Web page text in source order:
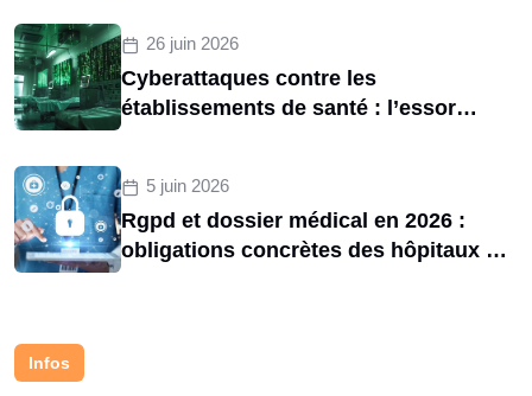
Infos
26 juin 2026
Cyberattaques contre les
établissements de santé : l’essor
5 juin 2026
Rgpd et dossier médical en 2026 :
obligations concrètes des hôpitaux et